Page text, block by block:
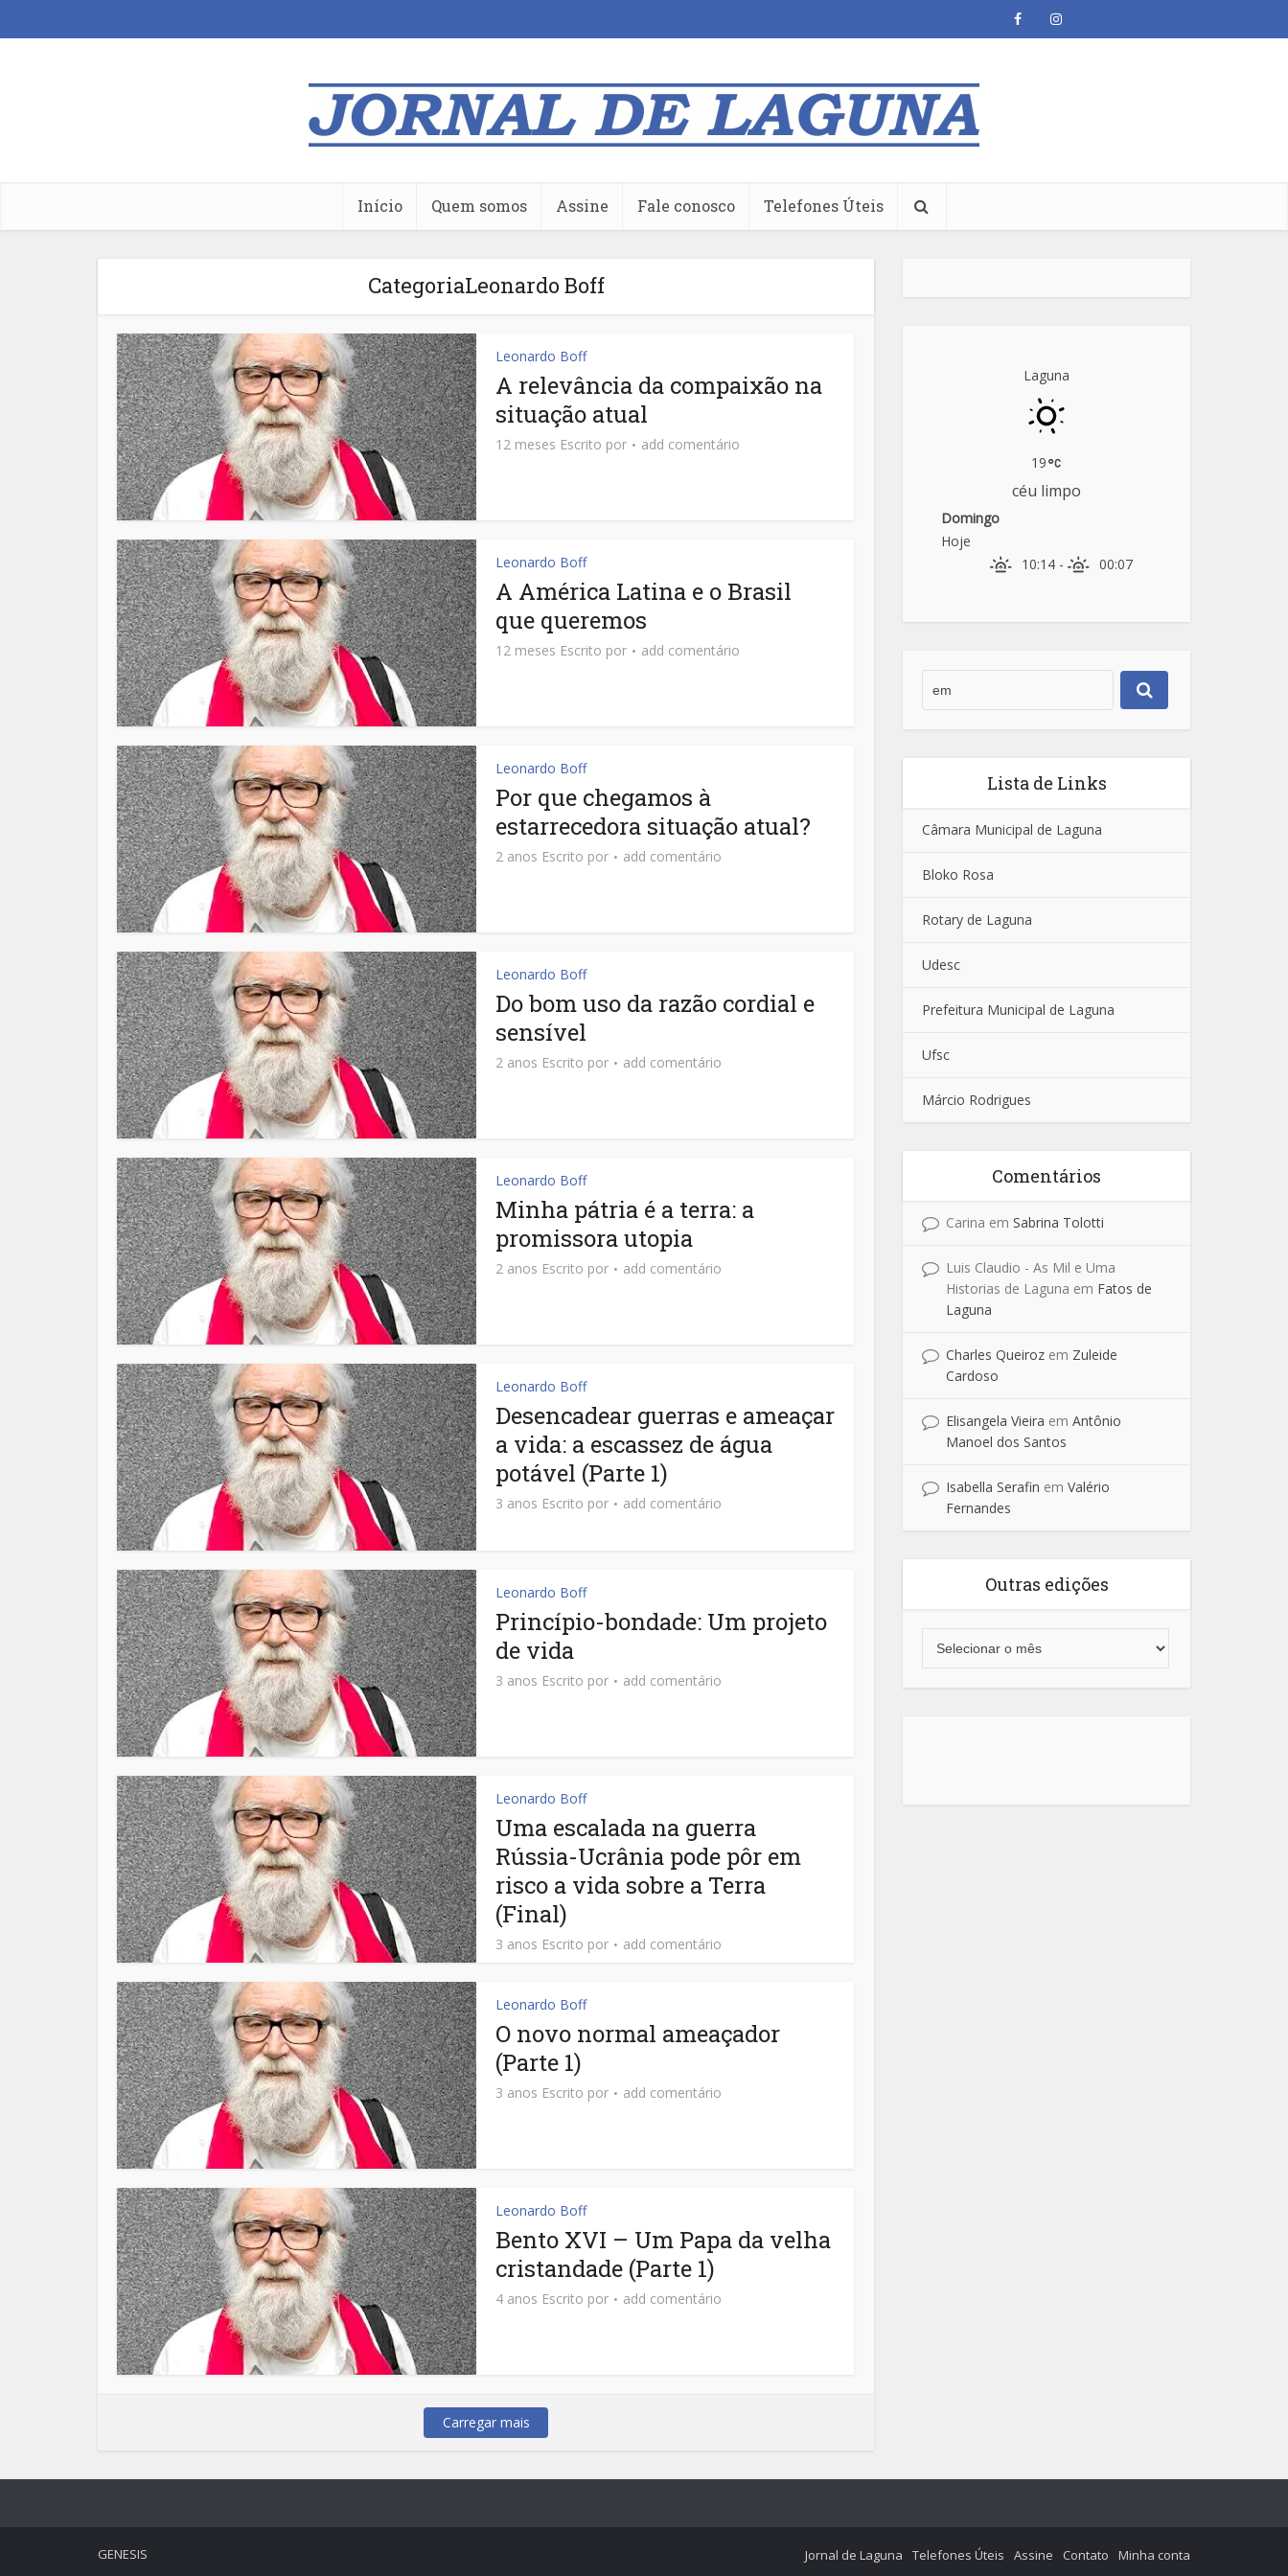
Início Quem somos Assine Fale conosco Telefones Úteis
CategoriaLeonardo Boff
Leonardo Boff
A relevância da compaixão na
situação atual
12 meses Escrito por add comentário
Leonardo Boff
A América Latina e o Brasil
que queremos
12 meses Escrito por add comentário
Leonardo Boff
Por que chegamos à
estarrecedora situação atual?
2 anos Escrito por add comentário
Leonardo Boff
Do bom uso da razão cordial e
sensível
2 anos Escrito por add comentário
Leonardo Boff
Minha pátria é a terra: a
promissora utopia
2 anos Escrito por add comentário
Leonardo Boff
Desencadear guerras e ameaçar
a vida: a escassez de água
potável (Parte 1)
3 anos Escrito por add comentário
Leonardo Boff
Princípio-bondade: Um projeto
de vida
3 anos Escrito por add comentário
Leonardo Boff
Uma escalada na guerra
Rússia-Ucrânia pode pôr em
risco a vida sobre a Terra
(Final)
3 anos Escrito por add comentário
Leonardo Boff
O novo normal ameaçador
(Parte 1)
3 anos Escrito por add comentário
Leonardo Boff
Bento XVI – Um Papa da velha
cristandade (Parte 1)
4 anos Escrito por add comentário
Carregar mais
Laguna
19
céu limpo
Domingo
Hoje
10:14 - 00:07
Lista de Links
Câmara Municipal de Laguna
Bloko Rosa
Rotary de Laguna
Udesc
Prefeitura Municipal de Laguna
Ufsc
Márcio Rodrigues
Comentários
Carina em Sabrina Tolotti
Luis Claudio - As Mil e Uma
Historias de Laguna em Fatos de
Laguna
Charles Queiroz em Zuleide
Cardoso
Elisangela Vieira em Antônio
Manoel dos Santos
Isabella Serafin em Valério
Fernandes
Outras edições
GENESIS Jornal de Laguna Telefones Úteis Assine Contato Minha conta